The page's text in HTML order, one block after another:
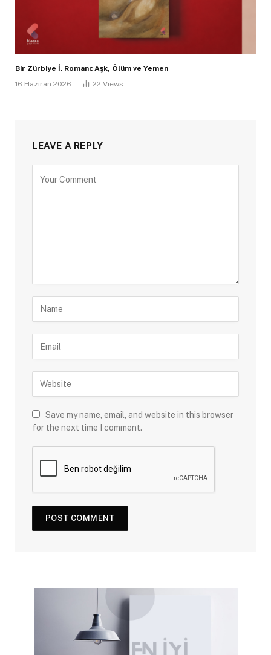
Bir Zürbiye İ. Romanı: Aşk, Ölüm ve Yemen
16 Haziran 2026
22 Views
LEAVE A REPLY
Save my name, email, and website in this browser
for the next time I comment.